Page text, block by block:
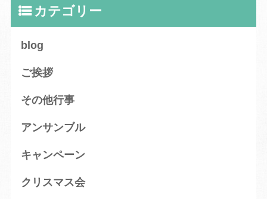
カテゴリー
blog
ご挨拶
その他行事
アンサンブル
キャンペーン
クリスマス会